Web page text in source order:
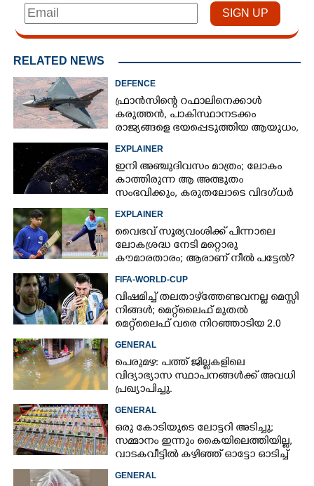
RELATED NEWS
DEFENCE
ഫ്രാൻസിന്റെ റഫാലിനെക്കാൾ
കരുത്തൻ,​ പാകിസ്ഥാനടക്കം
രാജ്യങ്ങളെ ഭയപ്പെടുത്തിയ ആയുധം,​
ഇന്ത്യ നിർമ്മിച്ച എണ്ണം 100ലേക്ക്
EXPLAINER
ഇനി അഞ്ചുദിവസം മാത്രം; ലോകം
കാത്തിരുന്ന ആ അത്ഭുതം
സംഭവിക്കും, കരുതലോടെ വിദഗ്ധർ
EXPLAINER
വൈഭവ് സൂര്യവംശിക്ക് പിന്നാലെ
ലോകശ്രദ്ധ നേടി മറ്റൊരു
കൗമാരതാരം; ആരാണ് നീൽ പട്ടേൽ?
FIFA-WORLD-CUP
വിഷമിച്ച് തലതാഴ്‌ത്തേണ്ടവനല്ല മെസ്സി
നിങ്ങള്‍; മെറ്റ്‌ലൈഫ് മുതല്‍
മെറ്റ്‌ലൈഫ് വരെ നിറഞ്ഞാടിയ 2.0
GENERAL
പെരുമഴ: പത്ത് ജില്ലകളിലെ
വിദ്യാഭ്യാസ സ്ഥാപനങ്ങൾക്ക് അവധി
പ്രഖ്യാപിച്ചു.
GENERAL
ഒരു കോടിയുടെ ലോട്ടറി അടിച്ചു;
സമ്മാനം ഇന്നും കൈയിലെത്തിയില്ല,
വാടകവീട്ടിൽ കഴിഞ്ഞ് ഓട്ടോ ഓടിച്ച്
73കാരൻ
GENERAL